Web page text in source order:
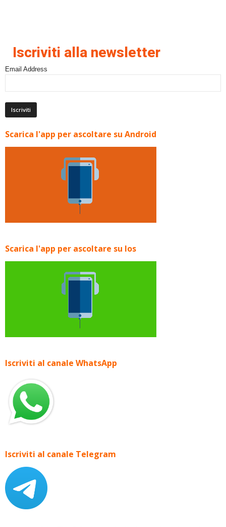
Iscriviti alla newsletter
Email Address
Scarica l'app per ascoltare su Android
Scarica l'app per ascoltare su Ios
Iscriviti al canale WhatsApp
Iscriviti al canale Telegram